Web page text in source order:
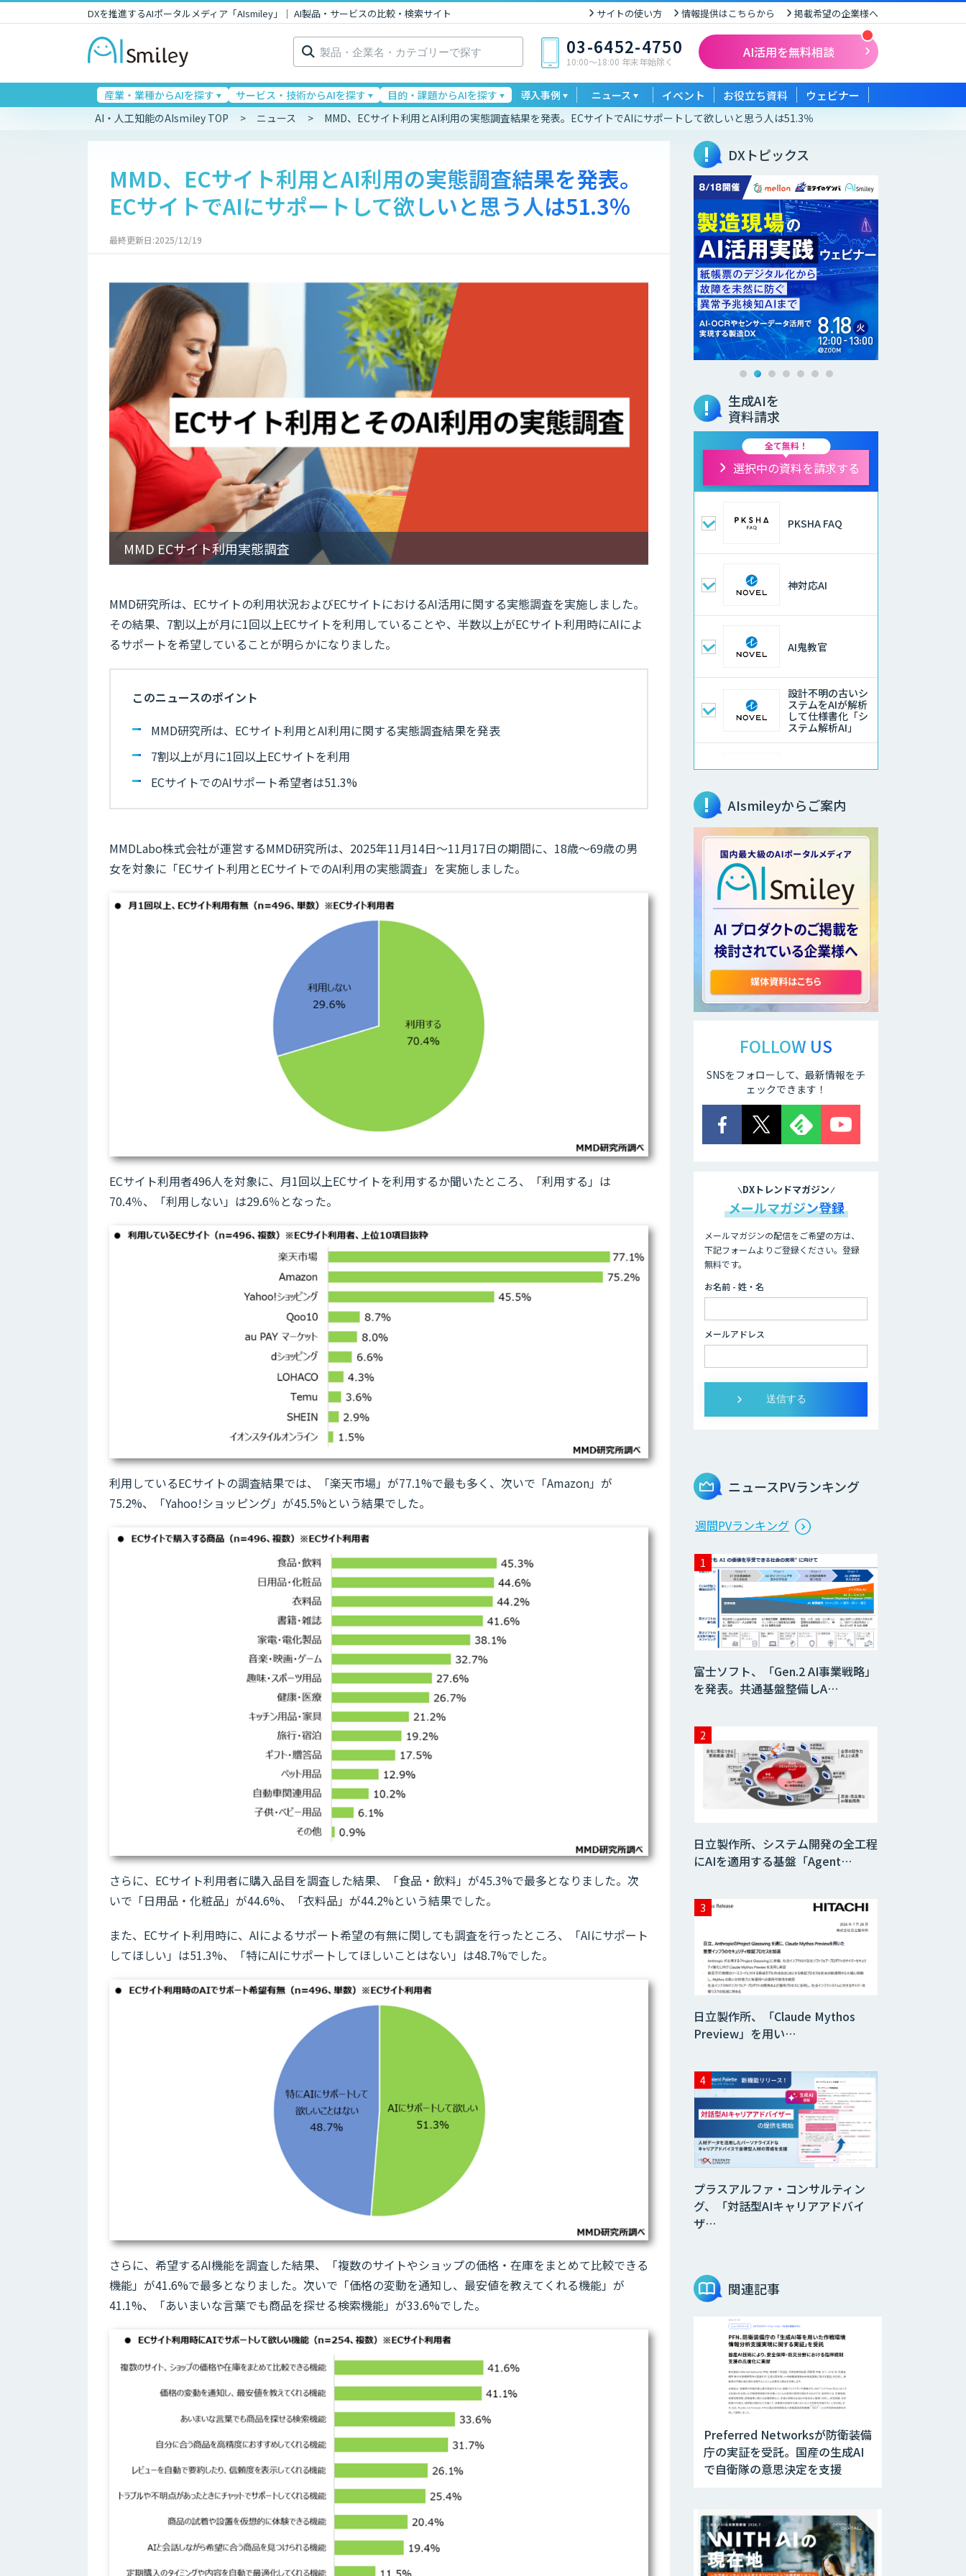
DXを推進するAIポータルメディア「AIsmiley」｜ AI製品・サービスの比較・検索サイト サイトの使い方 情報提供はこちらから 掲載希望の企業様へ
検
索: 03-6452-4750
10:00〜18:00 年末年始除く
AI活用を無料相談
産業・業種からAIを探す サービス・技術からAIを探す 目的・課題からAIを探す 導入事例 ニュース イベント お役立ち資料 ウェビナー
AI・人工知能のAIsmiley TOP ニュース MMD、ECサイト利用とAI利用の実態調査結果を発表。ECサイトでAIにサポートして欲しいと思う人は51.3％
MMD、ECサイト利用とAI利用の実態調査結果を発表。
ECサイトでAIにサポートして欲しいと思う人は51.3％
最終更新日:2025/12/19
MMD ECサイト利用実態調査
MMD研究所は、ECサイトの利用状況およびECサイトにおけるAI活用に関する実態調査を実施しました。
その結果、7割以上が月に1回以上ECサイトを利用していることや、半数以上がECサイト利用時にAIによ
るサポートを希望していることが明らかになりました。
このニュースのポイント
MMD研究所は、ECサイト利用とAI利用に関する実態調査結果を発表
7割以上が月に1回以上ECサイトを利用
ECサイトでのAIサポート希望者は51.3%
MMDLabo株式会社が運営するMMD研究所は、2025年11月14日～11月17日の期間に、18歳～69歳の男
女を対象に「ECサイト利用とECサイトでのAI利用の実態調査」を実施しました。
ECサイト利用者496人を対象に、月1回以上ECサイトを利用するか聞いたところ、「利用する」は
70.4％、「利用しない」は29.6％となった。
利用しているECサイトの調査結果では、「楽天市場」が77.1%で最も多く、次いで「Amazon」が
75.2%、「Yahoo!ショッピング」が45.5%という結果でした。
さらに、ECサイト利用者に購入品目を調査した結果、「食品・飲料」が45.3%で最多となりました。次
いで「日用品・化粧品」が44.6%、「衣料品」が44.2%という結果でした。
また、ECサイト利用時に、AIによるサポート希望の有無に関しても調査を行ったところ、「AIにサポート
してほしい」は51.3%、「特にAIにサポートしてほしいことはない」は48.7%でした。
さらに、希望するAI機能を調査した結果、「複数のサイトやショップの価格・在庫をまとめて比較できる
機能」が41.6%で最多となりました。次いで「価格の変動を通知し、最安値を教えてくれる機能」が
41.1%、「あいまいな言葉でも商品を探せる検索機能」が33.6%でした。
DXトピックス
生成AIを
資料請求
全て無料！
選択中の資料を請求する
PKSHA FAQ
神対応AI
AI鬼教官
設計不明の古いシ
ステムをAIが解析
して仕様書化「シ
ステム解析AI」
LLMOチェキ
AIエージェント開
発支援
AIエンジニアアカ
デミー（バイブコ
ーディング研修）
aiDAPTIV+
ELYZA Works
JAPAN AI
KNOWLEDGE
医療文書作成を効
率化する生成
オーダーメイドAI
人材育成研修
データ分析/AI開
グ
イ）
Cabinet
AI/DX研修
AIコール
ログミーツ
powered by
GPT-4
レミスのAI導入支
援サービス
ブートキャンプ
データ分析エージ
ェント
き」コンサルティ
ングサービス
ロボット向け教師
データ収集・作成
SaaS・サブスク
向け収益管理プラ
ットフォーム「ソ
アスク」
JOINT AI Flow
byGMO
AIR-NEXUS
Acompany セキ
ュアチャット
AI価格調査ツール
Smapra
Agentsense
AIsmileyからご案内
FOLLOW US
SNSをフォローして、最新情報をチ
ェックできます！
DXトレンドマガジン
メールマガジン登録
メールマガジンの配信をご希望の方は、
下記フォームよりご登録ください。登録
無料です。
お名前 - 姓・名
メールアドレス
ニュースPVランキング
週間PVランキング
富士ソフト、「Gen.2 AI事業戦略」
を発表。共通基盤整備しA…
日立製作所、システム開発の全工程
にAIを適用する基盤「Agent…
日立製作所、「Claude Mythos
Preview」を用い…
プラスアルファ・コンサルティン
グ、「対話型AIキャリアアドバイ
ザ…
関連記事
Preferred Networksが防衛装備
庁の実証を受託。国産の生成AI
で自衛隊の意思決定を支援